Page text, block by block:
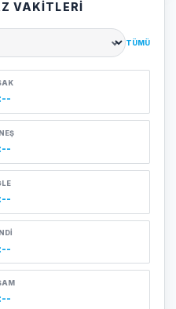
VAKITLERI
TÜMÜ